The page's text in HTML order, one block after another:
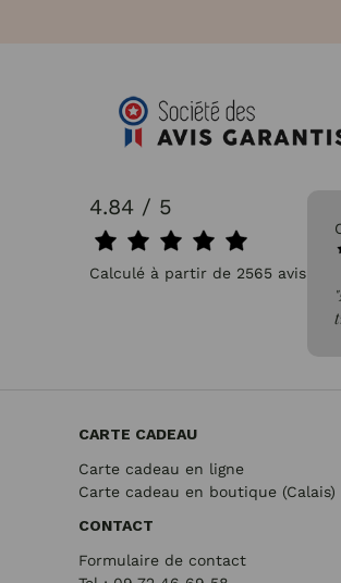
4.84 / 5
Calculé à partir de 2565 avis.
31/07/2026
CARTE CADEAU
Carte cadeau en ligne
Carte cadeau en boutique (Calais)
CONTACT
Formulaire de contact